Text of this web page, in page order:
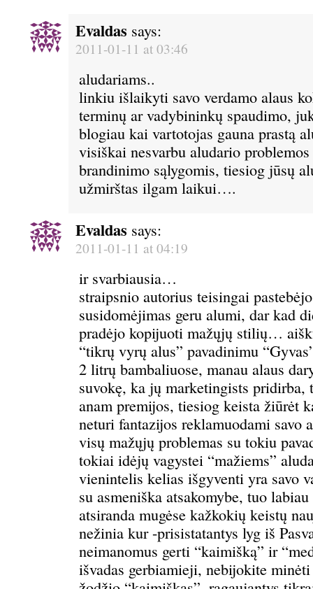
Evaldas says:
2011-01-11 at 03:46
aludariams..
linkiu išlaikyti savo verdamo alaus
terminų ar vadybininkų spaudimo,
blogiau kai vartotojas gauna prastą
visiškai nesvarbu aludario
brandinimo sąlygomis, tiesiog jūsų
užmirštas ilgam laikui….
Evaldas says:
2011-01-11 at 04:19
ir svarbiausia…
straipsnio autorius teisingai
susidomėjimas geru alumi, dar kad
pradėjo kopijuoti mažųjų stilių…
“tikrų vyrų alus” pavadinimu
2 litrų bambaliuose, manau alaus
suvokę, ka jų marketingists pridirba,
anam premijos, tiesiog keista žiūrėt
neturi fantazijos reklamuodami savo
visų mažųjų problemas su tokiu
tokiai idėjų vagystei “mažiems”
vienintelis kelias išgyventi yra savo
su asmeniška atsakomybe, tuo
atsiranda mugėse kažkokių keistų
nežinia kur -prisistatantys lyg iš
neimanomus gerti “kaimišką” ir
išvadas gerbiamieji, nebijokite minėti